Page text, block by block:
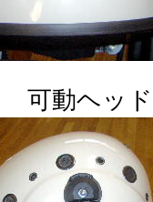
可動ヘッ